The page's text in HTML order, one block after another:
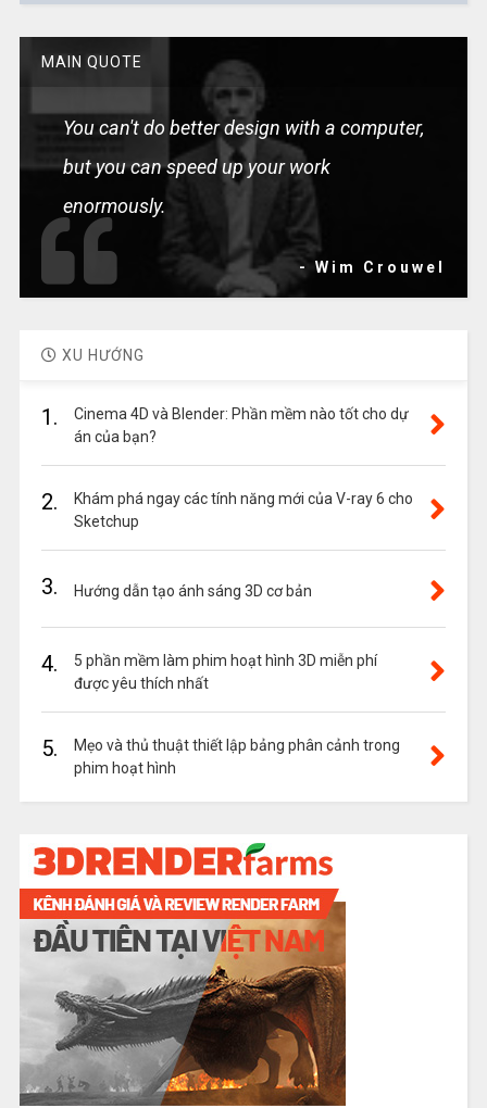
MAIN QUOTE
You can't do better design with a computer,
but you can speed up your work
enormously.
- Wim Crouwel
XU HƯỚNG
1.
Cinema 4D và Blender: Phần mềm nào tốt cho dự
án của bạn?
2.
Khám phá ngay các tính năng mới của V-ray 6 cho
Sketchup
3. Hướng dẫn tạo ánh sáng 3D cơ bản
4.
5 phần mềm làm phim hoạt hình 3D miễn phí
được yêu thích nhất
5.
Mẹo và thủ thuật thiết lập bảng phân cảnh trong
phim hoạt hình